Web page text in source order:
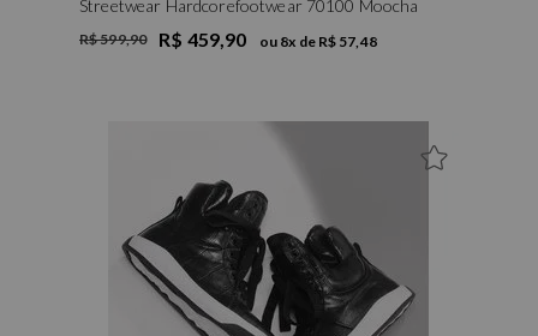
Streetwear Hardcorefootwear 70100 Moocha
R$ 599,90 R$ 459,90 ou 8x de R$ 57,48